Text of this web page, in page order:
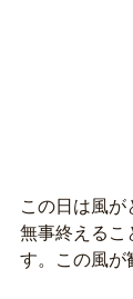
この日は風が
無事終えるこ
す。この風が